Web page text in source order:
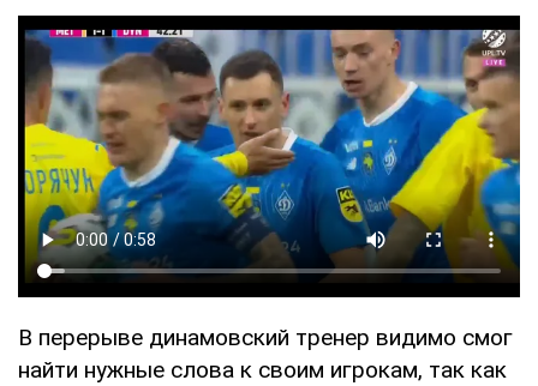
В перерыве динамовский тренер видимо смог
найти нужные слова к своим игрокам, так как